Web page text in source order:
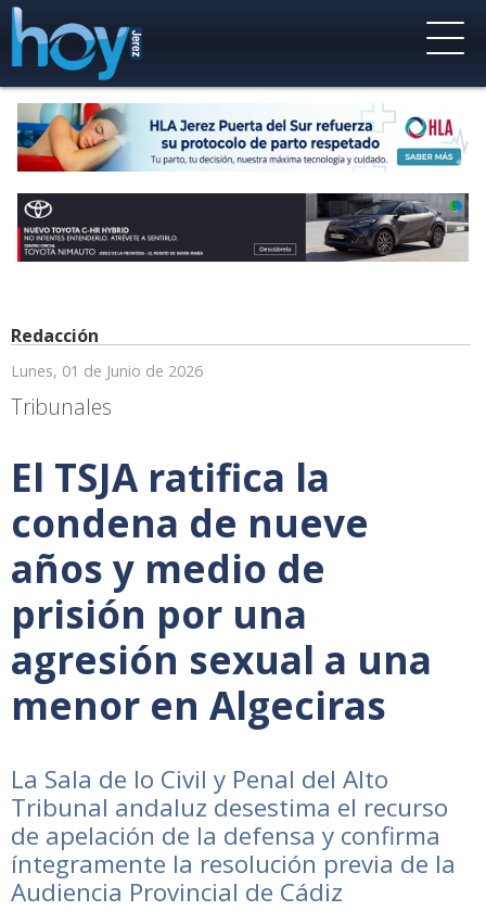
Redacción
Lunes, 01 de Junio de 2026
Tribunales
El TSJA ratifica la
condena de nueve
años y medio de
prisión por una
agresión sexual a una
menor en Algeciras
La Sala de lo Civil y Penal del Alto
Tribunal andaluz desestima el recurso
de apelación de la defensa y confirma
íntegramente la resolución previa de la
Audiencia Provincial de Cádiz